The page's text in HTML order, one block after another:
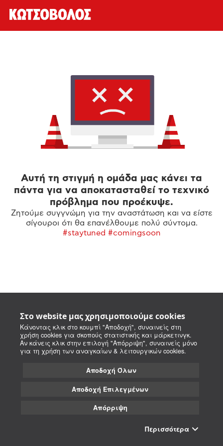
Στο website μας χρησιμοποιούμε cookies
Κάνοντας κλικ στο κουμπί "Αποδοχή", συναινείς στη
χρήση cookies για σκοπούς στατιστικής και μάρκετινγκ.
Αν κάνεις κλικ στην επιλογή "Απόρριψη", συναινείς μόνο
για τη χρήση των αναγκαίων & λειτουργικών cookies.
Αποδοχή Όλων
Αποδοχή Επιλεγμένων
Απόρριψη
Περισσότερα
Αυτή τη στιγμή η ομάδα μας κάνει τα
πάντα για να αποκατασταθεί το τεχνικό
πρόβλημα που προέκυψε.
Ζητούμε συγγνώμη για την αναστάτωση και να είστε
σίγουροι ότι θα επανέλθουμε πολύ σύντομα.
#staytuned #comingsoon